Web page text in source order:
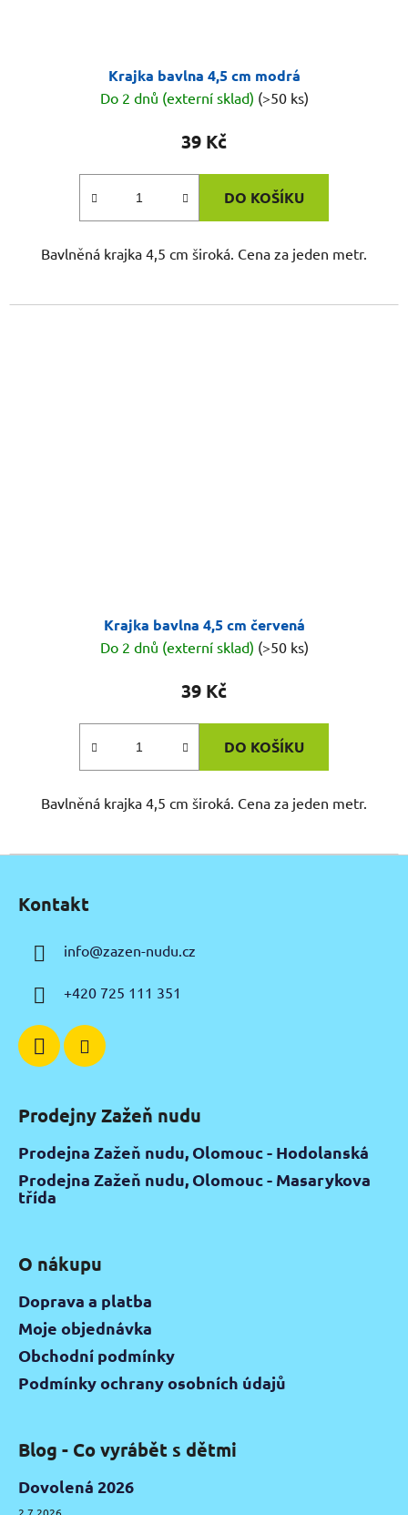
Krajka bavlna 4,5 cm modrá
Do 2 dnů (externí sklad) (>50 ks)
39 Kč
DO KOŠÍKU
Bavlněná krajka 4,5 cm široká. Cena za jeden metr.
Krajka bavlna 4,5 cm červená
Do 2 dnů (externí sklad) (>50 ks)
39 Kč
DO KOŠÍKU
Bavlněná krajka 4,5 cm široká. Cena za jeden metr.
Kontakt
info@zazen-nudu.cz
+420 725 111 351
Prodejny Zažeň nudu
Prodejna Zažeň nudu, Olomouc - Hodolanská
Prodejna Zažeň nudu, Olomouc - Masarykova
třída
O nákupu
Doprava a platba
Moje objednávka
Obchodní podmínky
Podmínky ochrany osobních údajů
Blog - Co vyrábět s dětmi
Dovolená 2026